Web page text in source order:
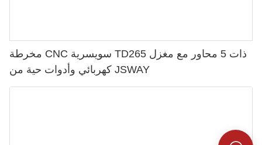
مخرطة CNC سويسرية TD265 ذات 5 محاور مع مغزل
كهربائي وأدوات حية من JSWAY